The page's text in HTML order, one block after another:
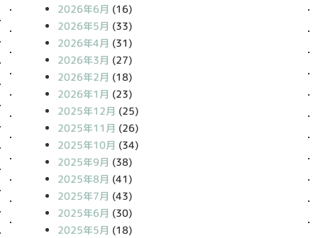
2026年6月 (16)
2026年5月 (33)
2026年4月 (31)
2026年3月 (27)
2026年2月 (18)
2026年1月 (23)
2025年12月 (25)
2025年11月 (26)
2025年10月 (34)
2025年9月 (38)
2025年8月 (41)
2025年7月 (43)
2025年6月 (30)
2025年5月 (18)